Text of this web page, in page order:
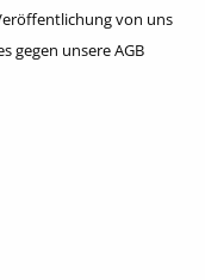
von uns
gegen unsere AGB